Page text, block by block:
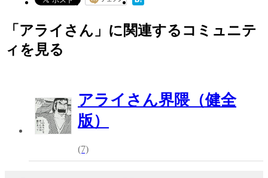
「アライさん」に関連するコミュニテ
ィを見る
アライさん界隈（健全
版）
(7)